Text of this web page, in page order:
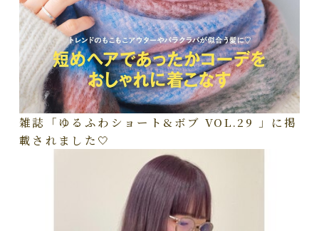
雑誌「ゆるふわショート&ボブ VOL.29 」に掲
載されました🤍